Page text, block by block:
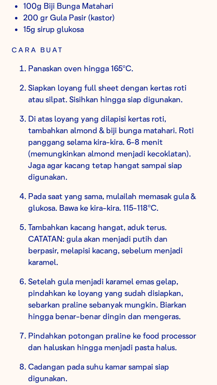
100g Biji Bunga Matahari
200 gr Gula Pasir (kastor)
15g sirup glukosa
CARA BUAT
Panaskan oven hingga 165ºC.
Siapkan loyang full sheet dengan kertas roti
atau silpat. Sisihkan hingga siap digunakan.
Di atas loyang yang dilapisi kertas roti,
tambahkan almond & biji bunga matahari. Roti
panggang selama kira-kira. 6-8 menit
(memungkinkan almond menjadi kecoklatan).
Jaga agar kacang tetap hangat sampai siap
digunakan.
Pada saat yang sama, mulailah memasak gula &
glukosa. Bawa ke kira-kira. 115-118ºC.
Tambahkan kacang hangat, aduk terus.
CATATAN: gula akan menjadi putih dan
berpasir, melapisi kacang, sebelum menjadi
karamel.
Setelah gula menjadi karamel emas gelap,
pindahkan ke loyang yang sudah disiapkan,
sebarkan praline sebanyak mungkin. Biarkan
hingga benar-benar dingin dan mengeras.
Pindahkan potongan praline ke food processor
dan haluskan hingga menjadi pasta halus.
Cadangan pada suhu kamar sampai siap
digunakan.